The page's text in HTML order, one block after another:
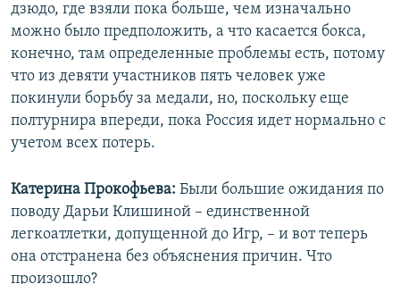
дзюдо, где взяли пока больше, чем изначально
можно было предположить, а что касается бокса,
конечно, там определенные проблемы есть, потому
что из девяти участников пять человек уже
покинули борьбу за медали, но, поскольку еще
полтурнира впереди, пока Россия идет нормально с
учетом всех потерь.
Катерина Прокофьева: Были большие ожидания по
поводу Дарьи Клишиной – единственной
легкоатлетки, допущенной до Игр, – и вот теперь
она отстранена без объяснения причин. Что
произошло?
EMBED
byРадио Свобода